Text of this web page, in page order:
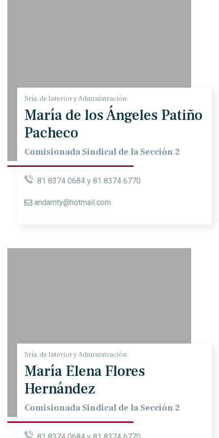
Sría. de Interior y Administración
María de los Ángeles Patiño
Pacheco
Comisionada Sindical de la Sección 2
81 8374 0684 y 81 8374 6770
andamty@hotmail.com
Sría. de Interior y Administración
María Elena Flores
Hernández
Comisionada Sindical de la Sección 2